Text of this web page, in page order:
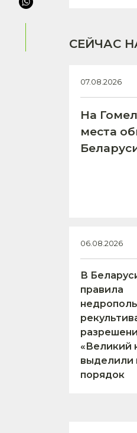
СЕЙЧАС
07.08.2026
На
места
06.08.2026
В
правила
«Великий
выделили
порядок